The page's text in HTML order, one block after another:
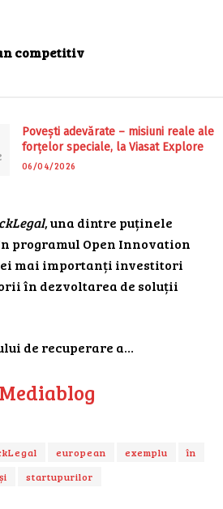
competitiv
Povești adevărate – misiuni reale ale
forțelor speciale, la Viasat Explore
06/04/2026
, una dintre puținele
programul Open Innovation
mai importanți investitori
în dezvoltarea de soluții
de recuperare a…
european exemplu
în
și
startupurilor